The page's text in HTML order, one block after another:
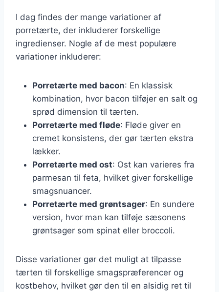
I dag findes der mange variationer af
porretærte, der inkluderer forskellige
ingredienser. Nogle af de mest populære
variationer inkluderer:
Porretærte med bacon: En klassisk
kombination, hvor bacon tilføjer en salt og
sprød dimension til tærten.
Porretærte med fløde: Fløde giver en
cremet konsistens, der gør tærten ekstra
lækker.
Porretærte med ost: Ost kan varieres fra
parmesan til feta, hvilket giver forskellige
smagsnuancer.
Porretærte med grøntsager: En sundere
version, hvor man kan tilføje sæsonens
grøntsager som spinat eller broccoli.
Disse variationer gør det muligt at tilpasse
tærten til forskellige smagspræferencer og
kostbehov, hvilket gør den til en alsidig ret til